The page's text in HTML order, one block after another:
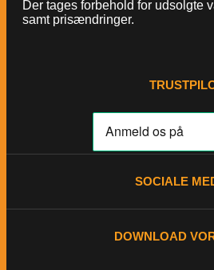
Der tages forbehold for udsolgte
samt prisændringer.
SOCIALE
DOWNLOAD